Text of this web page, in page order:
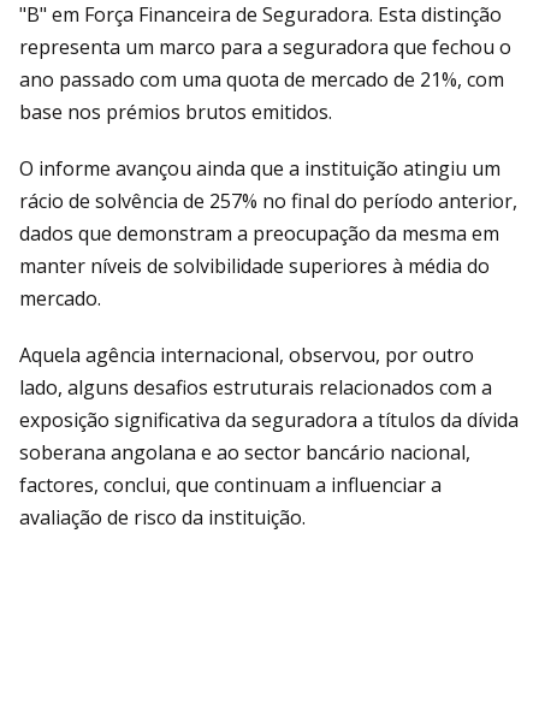
"B" em Força Financeira de Seguradora. Esta distinção
representa um marco para a seguradora que fechou o
ano passado com uma quota de mercado de 21%, com
base nos prémios brutos emitidos.
O informe avançou ainda que a instituição atingiu um
rácio de solvência de 257% no final do período anterior,
dados que demonstram a preocupação da mesma em
manter níveis de solvibilidade superiores à média do
mercado.
Aquela agência internacional, observou, por outro
lado, alguns desafios estruturais relacionados com a
exposição significativa da seguradora a títulos da dívida
soberana angolana e ao sector bancário nacional,
factores, conclui, que continuam a influenciar a
avaliação de risco da instituição.